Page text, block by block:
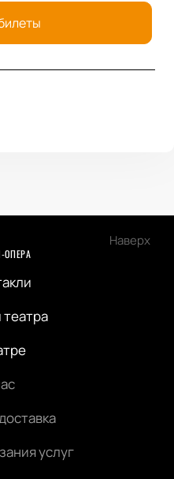
Наверх
ОПЕРА
услуг